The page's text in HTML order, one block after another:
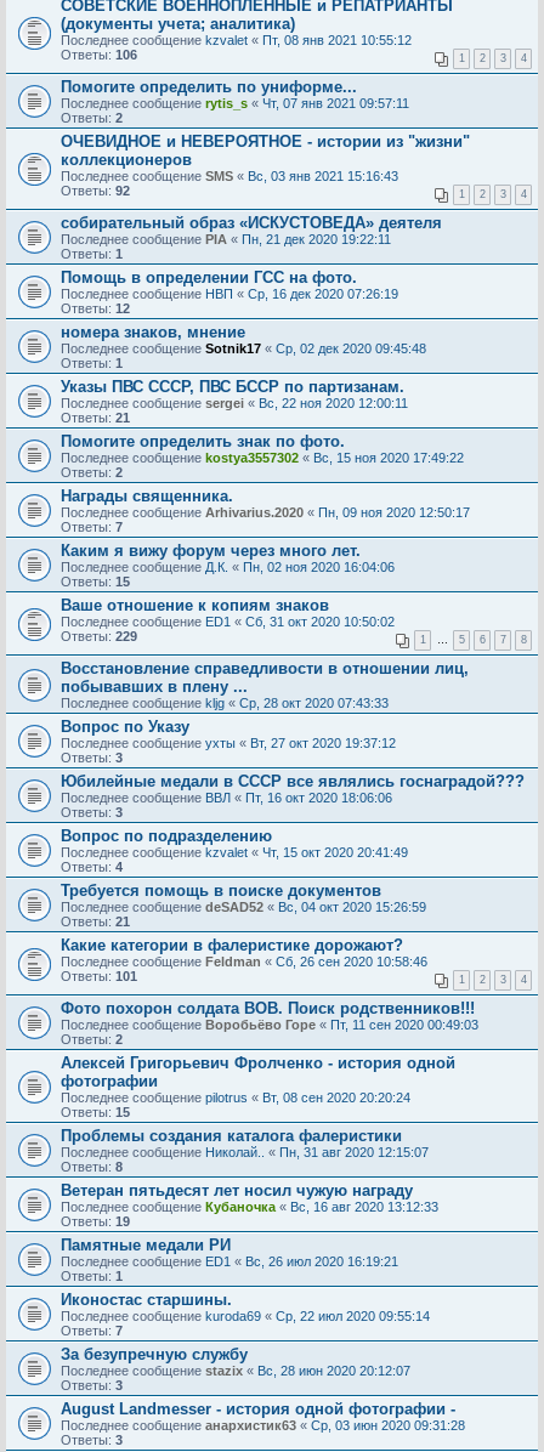
СОВЕТСКИЕ ВОЕННОПЛЕННЫЕ и РЕПАТРИАНТЫ
(документы учета; аналитика)
Последнее сообщение kzvalet « Пт, 08 янв 2021 10:55:12
Ответы: 106 1 2 3 4
Помогите определить по униформе...
Последнее сообщение rytis_s « Чт, 07 янв 2021 09:57:11
Ответы: 2
ОЧЕВИДНОЕ и НЕВЕРОЯТНОЕ - истории из "жизни"
коллекционеров
Последнее сообщение SMS « Вс, 03 янв 2021 15:16:43
Ответы: 92 1 2 3 4
собирательный образ «ИСКУСТОВЕДА» деятеля
Последнее сообщение PIA « Пн, 21 дек 2020 19:22:11
Ответы: 1
Помощь в определении ГСС на фото.
Последнее сообщение НВП « Ср, 16 дек 2020 07:26:19
Ответы: 12
номера знаков, мнение
Последнее сообщение Sotnik17 « Ср, 02 дек 2020 09:45:48
Ответы: 1
Указы ПВС СССР, ПВС БССР по партизанам.
Последнее сообщение sergei « Вс, 22 ноя 2020 12:00:11
Ответы: 21
Помогите определить знак по фото.
Последнее сообщение kostya3557302 « Вс, 15 ноя 2020 17:49:22
Ответы: 2
Награды священника.
Последнее сообщение Arhivarius.2020 « Пн, 09 ноя 2020 12:50:17
Ответы: 7
Каким я вижу форум через много лет.
Последнее сообщение Д.К. « Пн, 02 ноя 2020 16:04:06
Ответы: 15
Ваше отношение к копиям знаков
Последнее сообщение ED1 « Сб, 31 окт 2020 10:50:02
Ответы: 229 1 … 5 6 7 8
Восстановление справедливости в отношении лиц,
побывавших в плену ...
Последнее сообщение kljg « Ср, 28 окт 2020 07:43:33
Вопрос по Указу
Последнее сообщение ухты « Вт, 27 окт 2020 19:37:12
Ответы: 3
Юбилейные медали в СССР все являлись госнаградой???
Последнее сообщение ВВЛ « Пт, 16 окт 2020 18:06:06
Ответы: 3
Вопрос по подразделению
Последнее сообщение kzvalet « Чт, 15 окт 2020 20:41:49
Ответы: 4
Требуется помощь в поиске документов
Последнее сообщение deSAD52 « Вс, 04 окт 2020 15:26:59
Ответы: 21
Какие категории в фалеристике дорожают?
Последнее сообщение Feldman « Сб, 26 сен 2020 10:58:46
Ответы: 101 1 2 3 4
Фото похорон солдата ВОВ. Поиск родственников!!!
Последнее сообщение Воробьёво Горе « Пт, 11 сен 2020 00:49:03
Ответы: 2
Алексей Григорьевич Фролченко - история одной
фотографии
Последнее сообщение pilotrus « Вт, 08 сен 2020 20:20:24
Ответы: 15
Проблемы создания каталога фалеристики
Последнее сообщение Николай.. « Пн, 31 авг 2020 12:15:07
Ответы: 8
Ветеран пятьдесят лет носил чужую награду
Последнее сообщение Кубаночка « Вс, 16 авг 2020 13:12:33
Ответы: 19
Памятные медали РИ
Последнее сообщение ED1 « Вс, 26 июл 2020 16:19:21
Ответы: 1
Иконостас старшины.
Последнее сообщение kuroda69 « Ср, 22 июл 2020 09:55:14
Ответы: 7
За безупречную службу
Последнее сообщение stazix « Вс, 28 июн 2020 20:12:07
Ответы: 3
August Landmesser - история одной фотографии -
Последнее сообщение анархистик63 « Ср, 03 июн 2020 09:31:28
Ответы: 3